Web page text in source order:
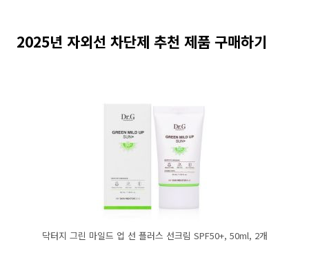
2025년 자외선 차단제 추천 제품 구매하기
닥터지 그린 마일드 업 선 플러스 선크림 SPF50+, 50ml, 2개